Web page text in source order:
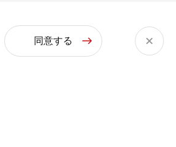
同意する